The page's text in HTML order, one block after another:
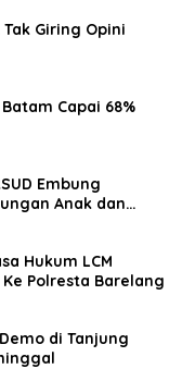
Giring Opini
Capai 68%
Embung
Anak dan
Hukum LCM
Polresta Barelang
di Tanjung